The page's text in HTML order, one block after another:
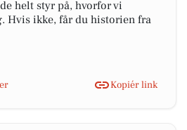
helt styr på, hvorfor vi
Hvis ikke, får du historien fra
Kopiér link